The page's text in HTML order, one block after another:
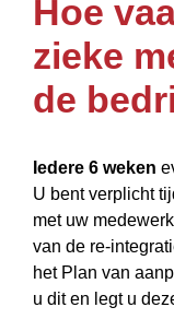
Hoe
zieke
de
Iedere 6 weken
U bent verplicht
met uw
van de re-
het Plan van
u dit en legt u